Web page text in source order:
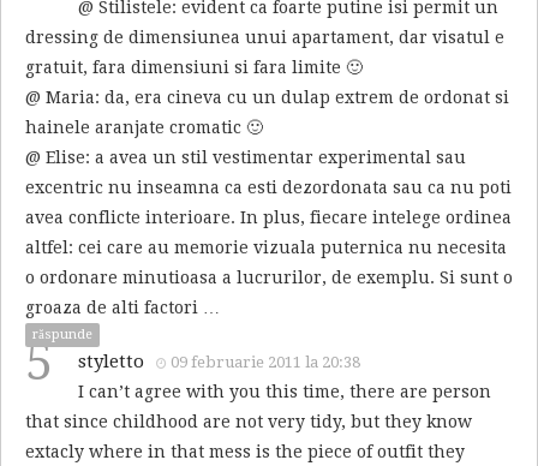
@ Stilistele: evident ca foarte putine isi permit un
dressing de dimensiunea unui apartament, dar visatul e
gratuit, fara dimensiuni si fara limite 🙂
@ Maria: da, era cineva cu un dulap extrem de ordonat si
hainele aranjate cromatic 🙂
@ Elise: a avea un stil vestimentar experimental sau
excentric nu inseamna ca esti dezordonata sau ca nu poti
avea conflicte interioare. In plus, fiecare intelege ordinea
altfel: cei care au memorie vizuala puternica nu necesita
o ordonare minutioasa a lucrurilor, de exemplu. Si sunt o
groaza de alti factori …
răspunde
5 styletto 09 februarie 2011 la 20:38
I can’t agree with you this time, there are person
that since childhood are not very tidy, but they know
extacly where in that mess is the piece of outfit they